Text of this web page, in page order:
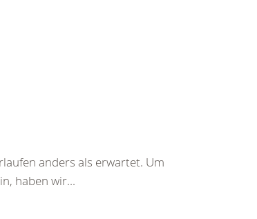
anders als erwartet. Um
haben wir...